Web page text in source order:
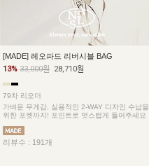
[MADE] 레오파드 리버시블 BAG
13% 33,000원 28,710원
79차 리오더
가벼운 무게감, 실용적인 2-WAY 디자인 수납을
위한 포켓까지! 포인트로 멋스럽게 들어주세요
리뷰수 : 191개